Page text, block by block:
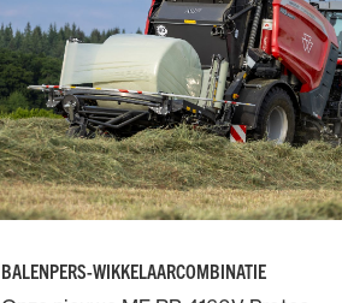
BALENPERS-WIKKELAARCOMBINATIE